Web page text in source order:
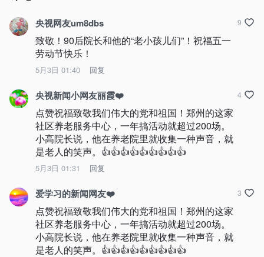
央视网友um8dbs
致敬！90后院长和他的“老小孩儿们”！祝福五一
劳动节快乐！
5月3日 01:40 回复
9
央视新闻小网友丽霞❤️
点赞祝福致敬我们伟大的党和祖国！郑州的这家
社区养老服务中心，一年搞活动就超过200场。
小高院长说，他在养老院里就收集一种声音，就
是老人的笑声。👍👍👍👍👍👍👍👍👍
5月3日 01:31 回复
4
爱学习的新闻网友❤️
点赞祝福致敬我们伟大的党和祖国！郑州的这家
社区养老服务中心，一年搞活动就超过200场。
小高院长说，他在养老院里就收集一种声音，就
是老人的笑声。👍👍👍👍👍👍👍👍👍
3